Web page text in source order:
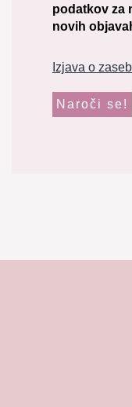
podatkov za
novih
Izjava o